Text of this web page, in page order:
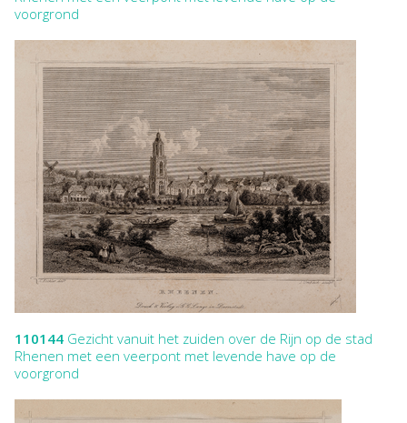
voorgrond
110144 Gezicht vanuit het zuiden over de Rijn op de stad
Rhenen met een veerpont met levende have op de
voorgrond